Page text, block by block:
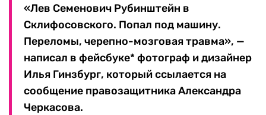
«Лев Семенович Рубинштейн в
Склифосовского. Попал под машину.
Переломы, черепно-мозговая травма», —
написал в фейсбуке* фотограф и дизайнер
Илья Гинзбург, который ссылается на
сообщение правозащитника Александра
Черкасова.